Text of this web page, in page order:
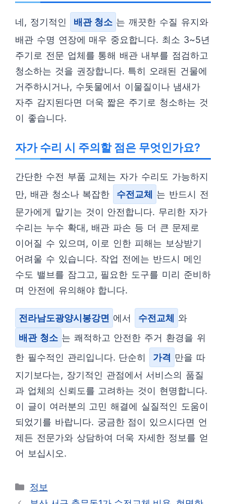
네, 정기적인 배관 청소 는 깨끗한 수질 유지와
배관 수명 연장에 매우 중요합니다. 최소 3~5년
주기로 전문 업체를 통해 배관 내부를 점검하고
청소하는 것을 권장합니다. 특히 오래된 건물에
거주하시거나, 수돗물에서 이물질이나 냄새가
자주 감지된다면 더욱 짧은 주기로 청소하는 것
이 좋습니다.
자가 수리 시 주의할 점은 무엇인가요?
간단한 수전 부품 교체는 자가 수리도 가능하지
만, 배관 청소나 복잡한
수전교체
는 반드시 전
문가에게 맡기는 것이 안전합니다. 무리한 자가
수리는 누수 확대, 배관 파손 등 더 큰 문제로
이어질 수 있으며, 이로 인한 피해는 보상받기
어려울 수 있습니다. 작업 전에는 반드시 메인
수도 밸브를 잠그고, 필요한 도구를 미리 준비하
며 안전에 유의해야 합니다.
전라남도광양시봉강면 에서 수전교체
와
배관 청소 는 쾌적하고 안전한 주거 환경을 위
한 필수적인 관리입니다. 단순히
가격
만을 따
지기보다는, 장기적인 관점에서 서비스의 품질
과 업체의 신뢰도를 고려하는 것이 현명합니다.
이 글이 여러분의 고민 해결에 실질적인 도움이
되었기를 바랍니다. 궁금한 점이 있으시다면 언
제든 전문가와 상담하여 더욱 자세한 정보를 얻
어 보십시오.
카
테
정보